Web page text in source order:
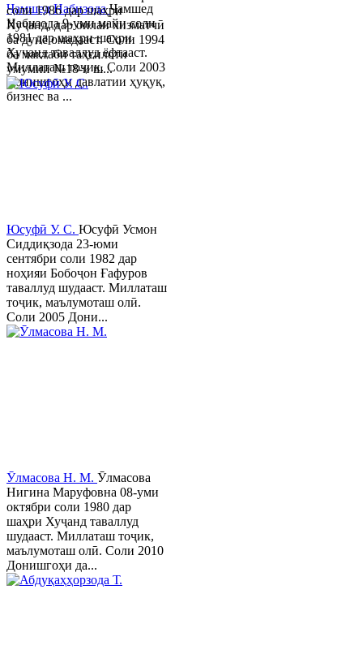
Ҷамшед НабизодаҶамшед
Набизода 9-уми майи соли
1981 дар шаҳри шаҳри
Хуҷанд таваллуд ёфтааст.
Миллаташ тоҷик. Соли 2003
Донишгоҳи давлатии ҳуқуқ,
бизнес ва ...
соли 1986 дар шаҳри
Хуҷанд, дар оилаи хизматчӣ
ба дунё омадааст. Соли 1994
ба мактаби таҳсилоти
умумии №18-и ш...
Юсуфӣ У. C. Юсуфӣ Усмон
Сиддиқзода 23-юми
сентябри соли 1982 дар
ноҳияи Бобоҷон Ғафуров
таваллуд шудааст. Миллаташ
тоҷик, маълумоташ олӣ.
Соли 2005 Дони...
Ӯлмасова Н. М. Ӯлмасова
Нигина Маруфовна 08-уми
октябри соли 1980 дар
шаҳри Хуҷанд таваллуд
шудааст. Миллаташ тоҷик,
маълумоташ олӣ. Соли 2010
Донишгоҳи да...